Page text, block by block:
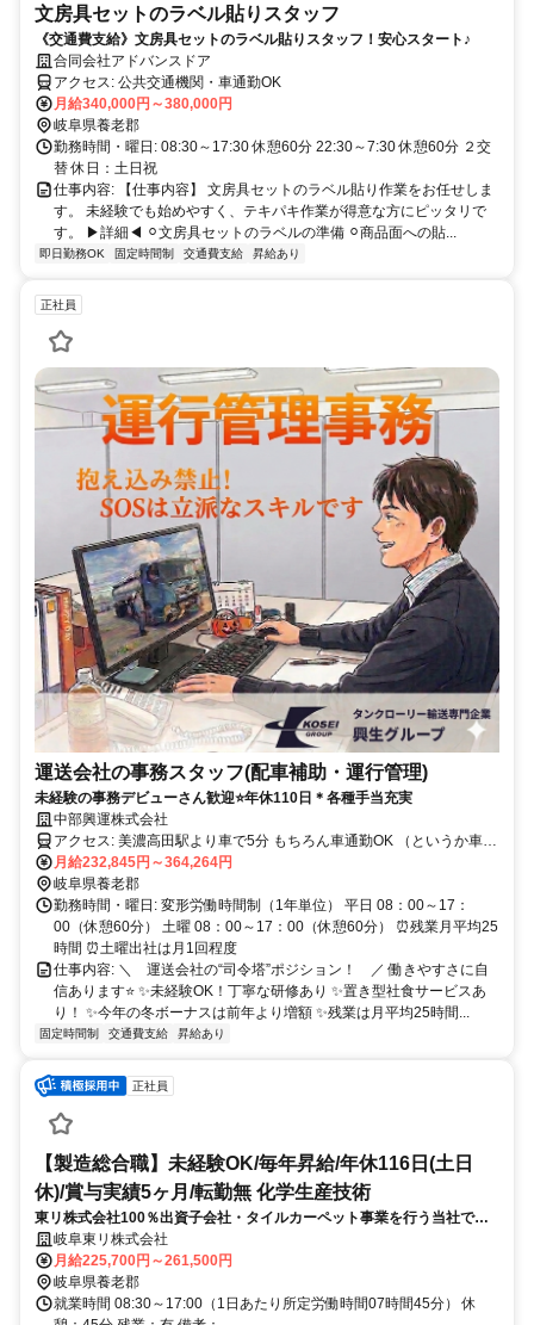
文房具セットのラベル貼りスタッフ
《交通費支給》文房具セットのラベル貼りスタッフ！安心スタート♪
合同会社アドバンスドア
アクセス: 公共交通機関・車通勤OK
月給340,000円～380,000円
岐阜県養老郡
勤務時間・曜日: 08:30～17:30 休憩60分 22:30～7:30 休憩60分 ２交
替 休日：土日祝
仕事内容: 【仕事内容】 文房具セットのラベル貼り作業をお任せしま
す。 未経験でも始めやすく、テキパキ作業が得意な方にピッタリで
す。 ▶詳細◀︎ ⚪︎文房具セットのラベルの準備 ⚪︎商品面への貼...
即日勤務OK 固定時間制 交通費支給 昇給あり
正社員
運送会社の事務スタッフ(配車補助・運行管理)
未経験の事務デビューさん歓迎⭐年休110日＊各種手当充実
中部興運株式会社
アクセス: 美濃高田駅より車で5分 もちろん車通勤OK （というか車が
楽）
月給232,845円～364,264円
岐阜県養老郡
勤務時間・曜日: 変形労働時間制（1年単位） 平日 08：00～17：
00（休憩60分） 土曜 08：00～17：00（休憩60分） ⏰残業月平均25
時間 ⏰土曜出社は月1回程度
仕事内容: ＼ 運送会社の“司令塔”ポジション！ ／ 働きやすさに自
信あります⭐ ✨未経験OK！丁寧な研修あり ✨置き型社食サービスあ
り！ ✨今年の冬ボーナスは前年より増額 ✨残業は月平均25時間...
固定時間制 交通費支給 昇給あり
正社員
【製造総合職】未経験OK/毎年昇給/年休116日(土日
休)/賞与実績5ヶ月/転勤無 化学生産技術
東リ株式会社100％出資子会社・タイルカーペット事業を行う当社で製
造職をお任せします。製造総合職として品質管理/生産管理など、意向や
スキルに併せてお任せします。未経験者も活躍中です！
岐阜東リ株式会社
月給225,700円～261,500円
岐阜県養老郡
就業時間 08:30～17:00（1日あたり所定労働時間07時間45分） 休